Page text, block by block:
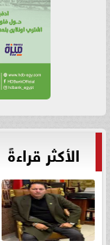
الأكثر قراءةً